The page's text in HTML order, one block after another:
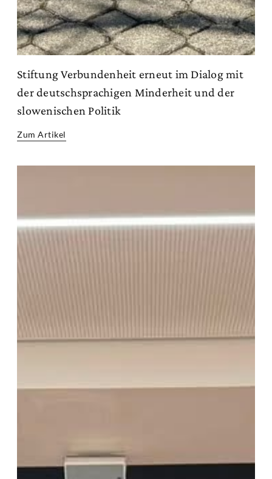
Stiftung Verbundenheit erneut im Dialog mit
der deutschsprachigen Minderheit und der
slowenischen Politik
Zum Artikel